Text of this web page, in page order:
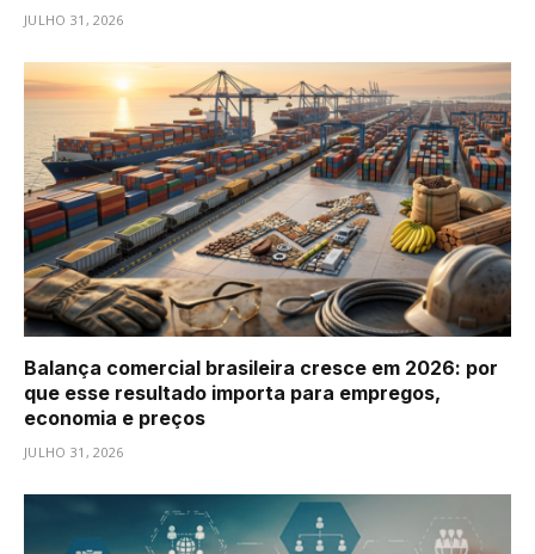
JULHO 31, 2026
Balança comercial brasileira cresce em 2026: por
que esse resultado importa para empregos,
economia e preços
JULHO 31, 2026